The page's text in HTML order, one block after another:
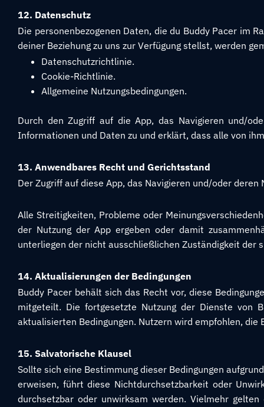
12. Datenschutz
Die personenbezogenen Daten, die du Buddy Pacer im
deiner Beziehung zu uns zur Verfügung stellst, werden
Datenschutzrichtlinie.
Cookie-Richtlinie.
Allgemeine Nutzungsbedingungen.
Durch den Zugriff auf die App, das Navigieren und/
Informationen und Daten zu und erklärt, dass alle von
13. Anwendbares Recht und Gerichtsstand
Der Zugriff auf diese App, das Navigieren und/oder
Alle Streitigkeiten, Probleme oder
der Nutzung der App ergeben oder damit
unterliegen der nicht ausschließlichen Zuständigkeit der
14. Aktualisierungen der Bedingungen
Buddy Pacer behält sich das Recht vor, diese
mitgeteilt. Die fortgesetzte Nutzung der Dienste von
aktualisierten Bedingungen. Nutzern wird empfohlen, die
15. Salvatorische Klausel
Sollte sich eine Bestimmung dieser Bedingungen
erweisen, führt diese Nichtdurchsetzbarkeit oder
durchsetzbar oder unwirksam werden. Vielmehr